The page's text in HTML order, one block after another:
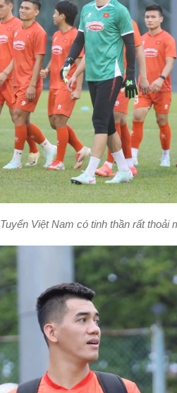
Tuyển Việt Nam có tinh thần rất thoải